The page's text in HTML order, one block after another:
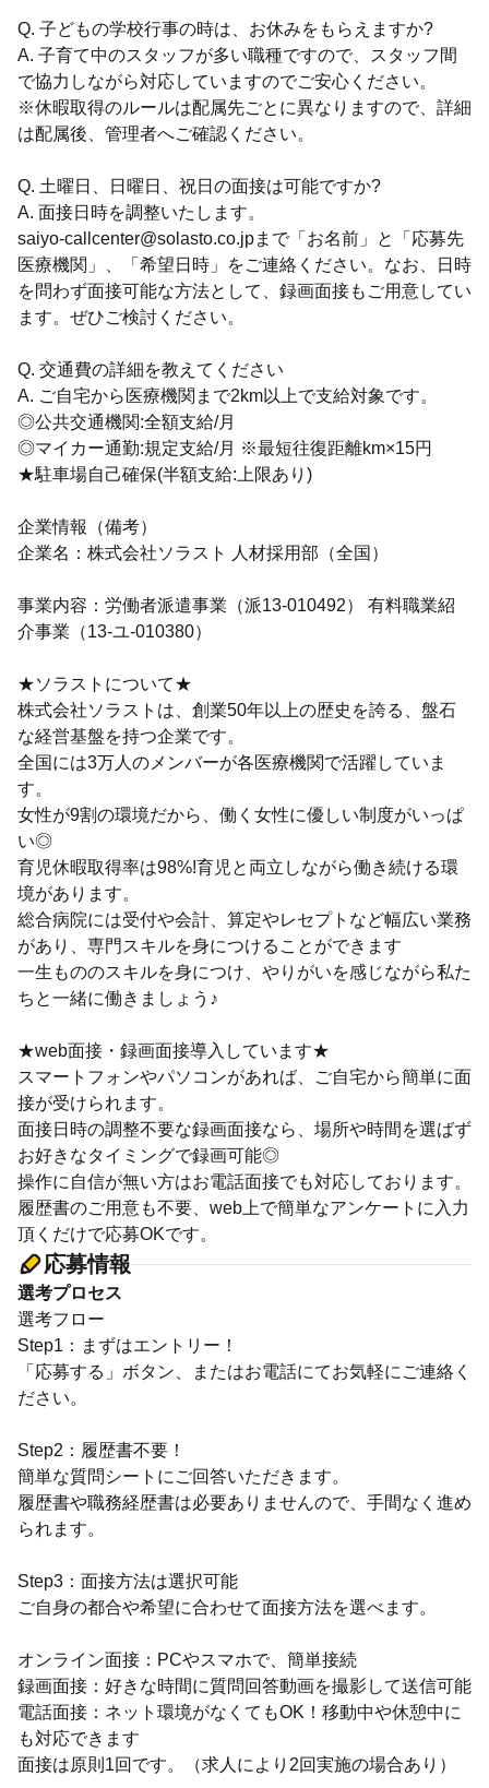
Q. 子どもの学校行事の時は、お休みをもらえますか?
A. 子育て中のスタッフが多い職種ですので、スタッフ間
で協力しながら対応していますのでご安心ください。
※休暇取得のルールは配属先ごとに異なりますので、詳細
は配属後、管理者へご確認ください。
Q. 土曜日、日曜日、祝日の面接は可能ですか?
A. 面接日時を調整いたします。
saiyo-callcenter@solasto.co.jpまで「お名前」と「応募先
医療機関」、「希望日時」をご連絡ください。なお、日時
を問わず面接可能な方法として、録画面接もご用意してい
ます。ぜひご検討ください。
Q. 交通費の詳細を教えてください
A. ご自宅から医療機関まで2km以上で支給対象です。
◎公共交通機関:全額支給/月
◎マイカー通勤:規定支給/月 ※最短往復距離km×15円
★駐車場自己確保(半額支給:上限あり)
企業情報（備考）
企業名：株式会社ソラスト 人材採用部（全国）
事業内容：労働者派遣事業（派13-010492） 有料職業紹
介事業（13-ユ-010380）
★ソラストについて★
株式会社ソラストは、創業50年以上の歴史を誇る、盤石
な経営基盤を持つ企業です。
全国には3万人のメンバーが各医療機関で活躍していま
す。
女性が9割の環境だから、働く女性に優しい制度がいっぱ
い◎
育児休暇取得率は98%!育児と両立しながら働き続ける環
境があります。
総合病院には受付や会計、算定やレセプトなど幅広い業務
があり、専門スキルを身につけることができます
一生もののスキルを身につけ、やりがいを感じながら私た
ちと一緒に働きましょう♪
★web面接・録画面接導入しています★
スマートフォンやパソコンがあれば、ご自宅から簡単に面
接が受けられます。
面接日時の調整不要な録画面接なら、場所や時間を選ばず
お好きなタイミングで録画可能◎
操作に自信が無い方はお電話面接でも対応しております。
履歴書のご用意も不要、web上で簡単なアンケートに入力
頂くだけで応募OKです。
応募情報
選考プロセス
選考フロー
Step1：まずはエントリー！
「応募する」ボタン、またはお電話にてお気軽にご連絡く
ださい。
Step2：履歴書不要！
簡単な質問シートにご回答いただきます。
履歴書や職務経歴書は必要ありませんので、手間なく進め
られます。
Step3：面接方法は選択可能
ご自身の都合や希望に合わせて面接方法を選べます。
オンライン面接：PCやスマホで、簡単接続
録画面接：好きな時間に質問回答動画を撮影して送信可能
電話面接：ネット環境がなくてもOK！移動中や休憩中に
も対応できます
面接は原則1回です。（求人により2回実施の場合あり）